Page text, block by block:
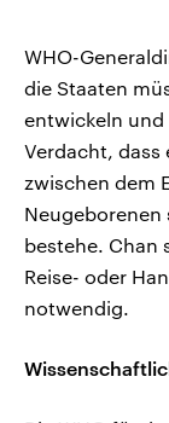
WHO-
die Staaten
entwickeln und
Verdacht, dass
zwischen dem
bestehe. Chan
Reise- oder
notwendig.